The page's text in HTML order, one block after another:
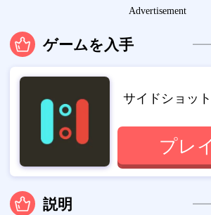
Advertisement
ゲームを入手
サイドショッ
プレ
説明